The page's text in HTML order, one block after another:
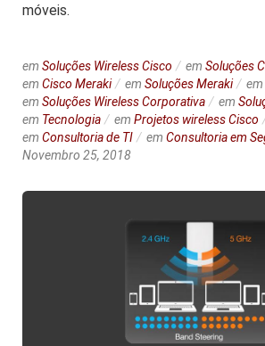
móveis.
em Soluções Wireless Cisco em Soluções
em Cisco Meraki em Soluções Meraki em
em Soluções Wireless Corporativa em
em Tecnologia em Projetos wireless Cisco
em Consultoria de TI em Consultoria em
Novembro 25, 2018